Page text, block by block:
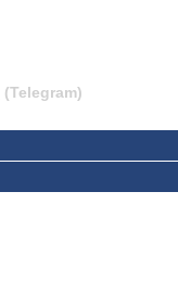
(Telegram)